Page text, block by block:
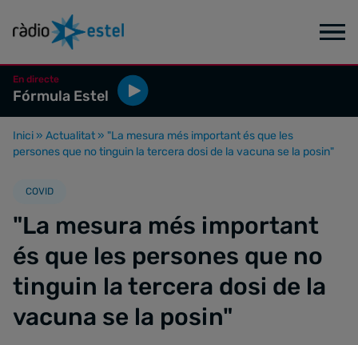
En directe
Fórmula Estel
Inici » Actualitat » "La mesura més important és que les
persones que no tinguin la tercera dosi de la vacuna se la posin"
COVID
"La mesura més important
és que les persones que no
tinguin la tercera dosi de la
vacuna se la posin"